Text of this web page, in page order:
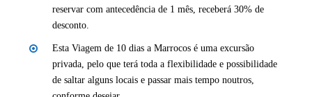
reservar com antecedência de 1 mês, receberá 30% de
desconto.
Esta Viagem de 10 dias a Marrocos é uma excursão
privada, pelo que terá toda a flexibilidade e possibilidade
de saltar alguns locais e passar mais tempo noutros,